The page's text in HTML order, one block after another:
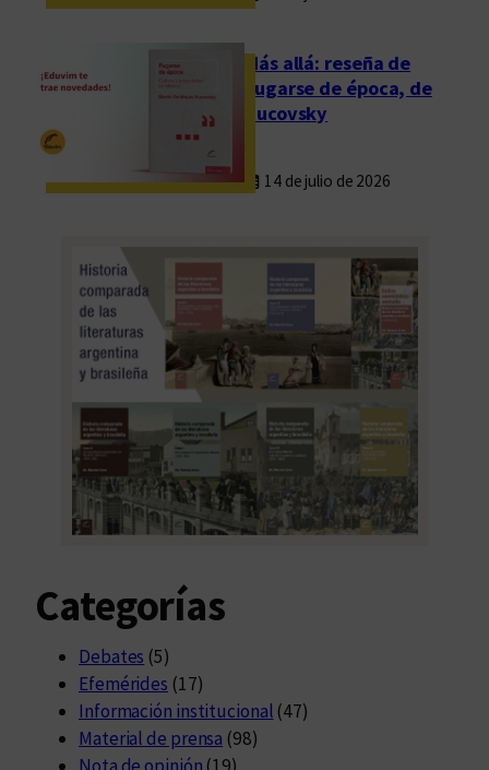
U
v
e
s
i
a
d
d
e
V
l
l
a
M
a
r
í
Más allá: reseña de
Fugarse de época, de
Rucovsky
14 de julio de 2026
Categorías
Debates (5)
Efemérides (17)
Información institucional (47)
Material de prensa (98)